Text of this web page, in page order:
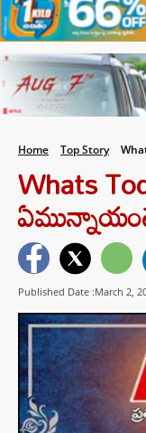
Home Top Story
Whats
Published Date :March 2,